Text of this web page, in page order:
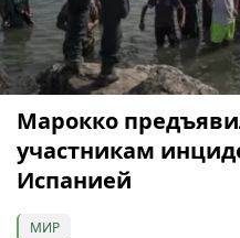
Марокко
участникам
Испанией
МИР